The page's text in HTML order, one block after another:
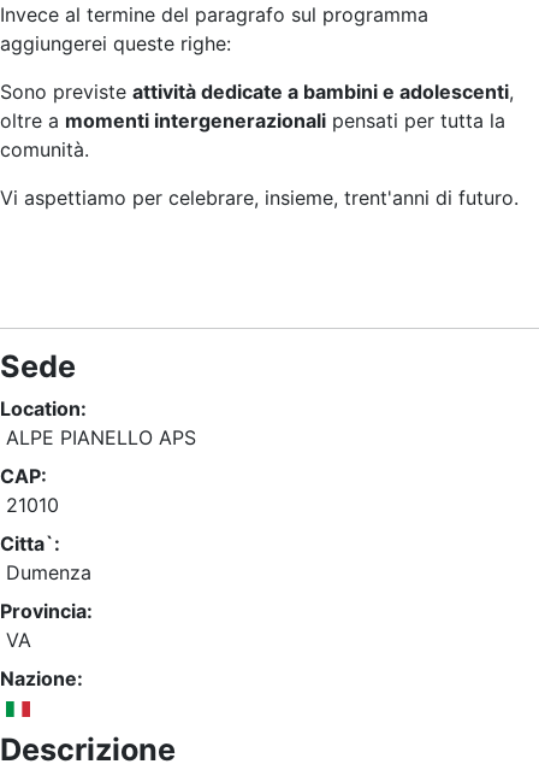
Invece al termine del paragrafo sul programma
aggiungerei queste righe:
Sono previste attività dedicate a bambini e adolescenti,
oltre a momenti intergenerazionali pensati per tutta la
comunità.
Vi aspettiamo per celebrare, insieme, trent'anni di futuro.
Sede
Location:
ALPE PIANELLO APS
CAP:
21010
Citta`:
Dumenza
Provincia:
VA
Nazione:
Descrizione